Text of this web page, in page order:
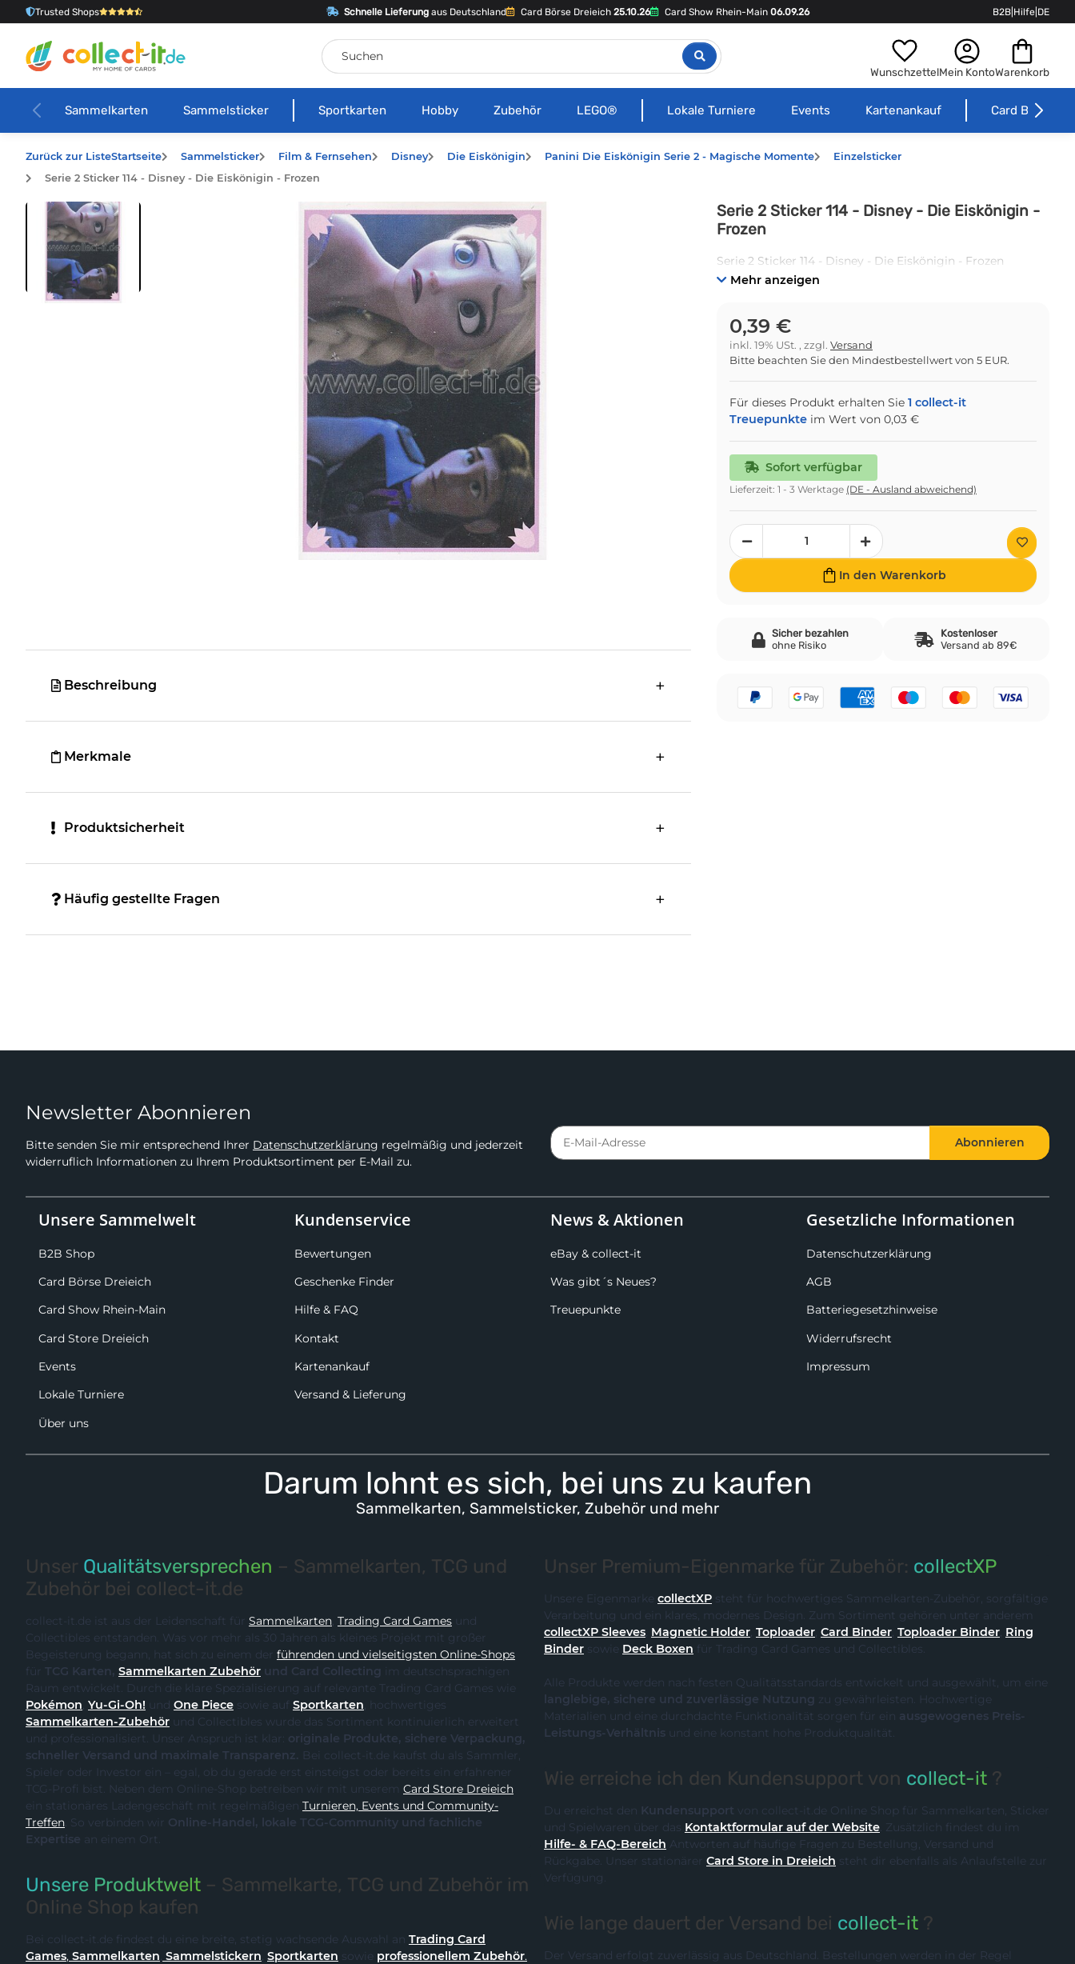
Trusted Shops Schnelle Lieferungaus Deutschland Card Börse Dreieich 25.10.26 Card Show Rhein-Main 06.09.26 B2B Hilfe DE
WunschzettelMein KontoWarenkorb
Sammelkarten Sammelsticker Sportkarten Hobby Zubehör LEGO® Lokale Turniere Events Kartenankauf Card Börse
Zurück zur ListeStartseite Sammelsticker Film & Fernsehen Disney Die Eiskönigin Panini Die Eiskönigin Serie 2 - Magische Momente
Einzelsticker
Serie 2 Sticker 114 - Disney - Die Eiskönigin - Frozen
Serie 2 Sticker 114 - Disney - Die Eiskönigin -
Frozen
Serie 2 Sticker 114 - Disney - Die Eiskönigin - Frozen
Mehr anzeigen
0,39 €
inkl. 19% USt. , zzgl. Versand
Bitte beachten Sie den Mindestbestellwert von 5 EUR.
Für dieses Produkt erhalten Sie 1 collect-it
Treuepunkte im Wert von 0,03 €
Sofort verfügbar
Lieferzeit: 1 - 3 Werktage (DE - Ausland abweichend)
In den Warenkorb
Sicher bezahlen
ohne Risiko
Kostenloser
Versand ab 89€
Beschreibung
Merkmale
Produktsicherheit
Häufig gestellte Fragen
Newsletter Abonnieren
Bitte senden Sie mir entsprechend Ihrer Datenschutzerklärung regelmäßig und jederzeit
widerruflich Informationen zu Ihrem Produktsortiment per E-Mail zu.
Abonnieren
Unsere Sammelwelt
B2B Shop
Card Börse Dreieich
Card Show Rhein-Main
Card Store Dreieich
Events
Lokale Turniere
Über uns
Kundenservice
Bewertungen
Geschenke Finder
Hilfe & FAQ
Kontakt
Kartenankauf
Versand & Lieferung
News & Aktionen
eBay & collect-it
Was gibt´s Neues?
Treuepunkte
Gesetzliche Informationen
Datenschutzerklärung
AGB
Batteriegesetzhinweise
Widerrufsrecht
Impressum
Darum lohnt es sich, bei uns zu kaufen
Sammelkarten, Sammelsticker, Zubehör und mehr
Unser Qualitätsversprechen – Sammelkarten, TCG und
Zubehör bei collect-it.de
collect-it.de ist aus der Leidenschaft für Sammelkarten, Trading Card Games und
Collectibles entstanden. Was vor mehr als 30 Jahren als kleines Projekt mit großer
Begeisterung begann, hat sich zu einem der führenden und vielseitigsten Online-Shops
für TCG Karten, Sammelkarten Zubehör und Card Collecting
im deutschsprachigen
Raum entwickelt. Durch die klare Spezialisierung auf relevante Trading Card Games wie
Pokémon, Yu-Gi-Oh! und One Piece sowie auf Sportkarten , hochwertiges
Sammelkarten-Zubehör
und professionalisiert. Unser Anspruch ist klar: originale Produkte, sichere Verpackung,
schneller Versand und maximale Transparenz. Bei collect-it.de kaufst du als Sammler,
Spieler oder Investor ein – egal, ob du gerade erst einsteigst oder bereits ein erfahrener
TCG-Profi bist. Neben dem Online-Shop betreiben wir mit unserem
Card Store Dreieich
ein stationäres Ladengeschäft mit regelmäßigen Turnieren, Events und Community-
Treffen. So verbinden wir Online-Handel, lokale TCG-Community und fachliche
Expertise an einem Ort.
Unsere Produktwelt – Sammelkarte, TCG und Zubehör im
Online Shop kaufen
Bei collect-it.de findest du eine breite, stetig wachsende Auswahl an Trading Card
Games, Sammelkarten, Sammelstickern, Sportkarten sowie professionellem Zubehör.
Unser Premium-Eigenmarke für Zubehör: collectXP
Unsere Eigenmarke collectXP steht für hochwertiges Sammelkarten-Zubehör, sorgfältige
Verarbeitung und ein klares, modernes Design. Zum Sortiment gehören unter anderem
collectXP Sleeves, Magnetic Holder, Toploader, Card Binder, Toploader Binder, Ring
Binder sowie Deck Boxen für Trading Card Games und Collectibles.
Alle Produkte werden nach festen Qualitätsstandards entwickelt und ausgewählt, um eine
langlebige, sichere und zuverlässige Nutzung zu gewährleisten. Hochwertige
Materialien und eine durchdachte Funktionalität sorgen für ein ausgewogenes Preis-
Leistungs-Verhältnis und eine konstant hohe Produktqualität.
Wie erreiche ich den Kundensupport von collect-it ?
Du erreichst den Kundensupport von collect-it.de Online Shop für Sammelkarten, Sticker
und Spielwaren über das Kontaktformular auf der Website. Zusätzlich findest du im
Hilfe- & FAQ-Bereich Antworten auf häufige Fragen zu Bestellung, Versand und
Rückgabe. Unser stationärer Card Store in Dreieich steht dir ebenfalls als Anlaufstelle zur
Verfügung.
Wie lange dauert der Versand bei collect-it ?
Der Versand erfolgt zuverlässig aus Deutschland. Bestellungen werden in der Regel